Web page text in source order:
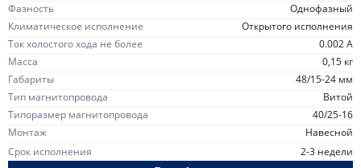
Фазность
однофазный
Климатическое исполнение
открытого исполнения
Ток холостого хода не более
0.002 А
Масса
0,15 кг
Габариты
48/15-24 мм
Тип магнитопровода
витой
Типоразмер магнитопровода
40/25-16
Монтаж
навесной
Срок исполнения
2-3 недели